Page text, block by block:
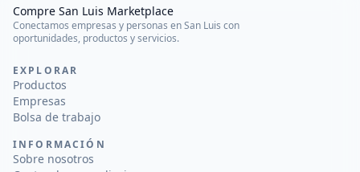
Compre San Luis Marketplace
Conectamos empresas y personas en San Luis con
oportunidades, productos y servicios.
EXPLORAR
Productos
Empresas
Bolsa de trabajo
INFORMACIÓN
Sobre nosotros